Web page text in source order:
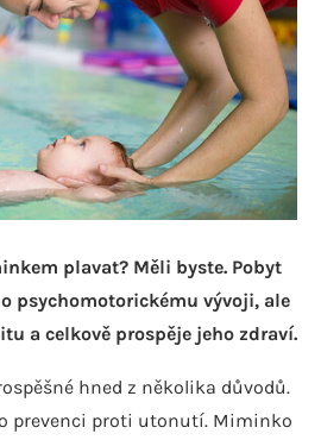
plavat? Měli byste. Pobyt
psychomotorickému vývoji, ale
a celkově prospěje jeho zdraví.
hned z několika důvodů.
prevenci proti utonutí. Miminko